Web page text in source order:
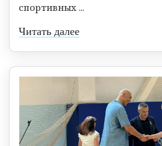
спортивных ...
Читать далее